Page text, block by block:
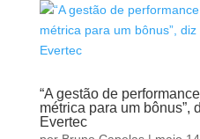
“A gestão de
métrica para um bônus”,
Evertec